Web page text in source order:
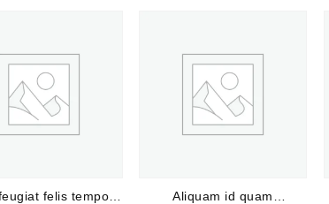
felis tempor
Aliquam id quam